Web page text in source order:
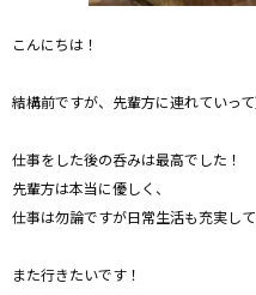
こんにちは！
結構前ですが、先輩方に連れていっ
仕事をした後の呑みは最高でした！
先輩方は本当に優しく、
仕事は勿論ですが日常生活も充実し
また行きたいです！